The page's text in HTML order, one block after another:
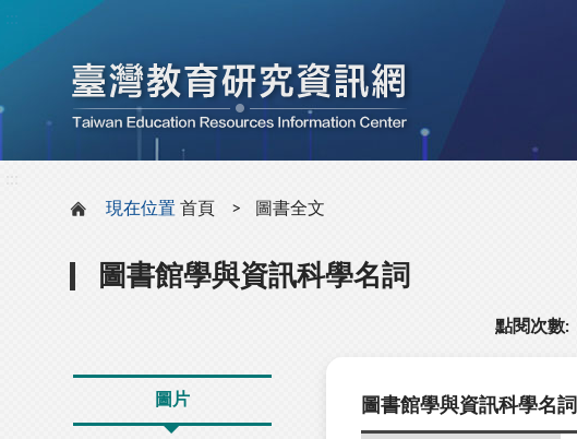
現在位置 首頁 圖書全文
圖書館學與資訊科學名詞
點閱次數:
圖片 圖書館學與資訊科學名詞